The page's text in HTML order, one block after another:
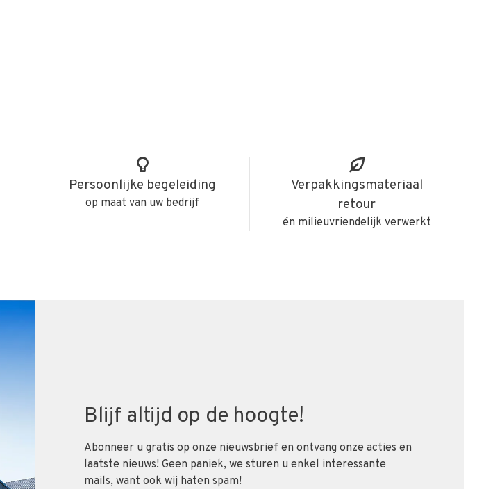
Persoonlijke begeleiding
op maat van uw bedrijf
Verpakkingsmateriaal
retour
én milieuvriendelijk verwerkt
Blijf altijd op de hoogte!
Abonneer u gratis op onze nieuwsbrief en ontvang onze acties en
laatste nieuws! Geen paniek, we sturen u enkel interessante
mails, want ook wij haten spam!